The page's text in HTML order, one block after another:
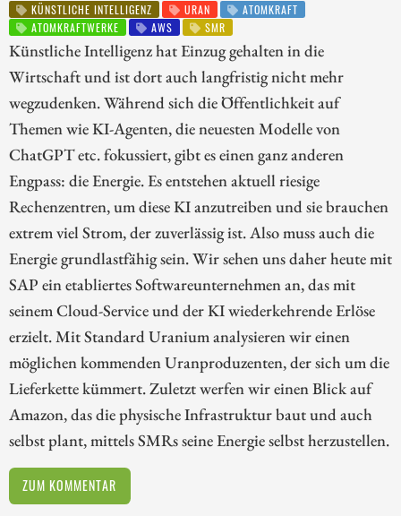
KÜNSTLICHE INTELLIGENZ
URAN
ATOMKRAFT
ATOMKRAFTWERKE
AWS SMR
Künstliche Intelligenz hat Einzug gehalten in die
Wirtschaft und ist dort auch langfristig nicht mehr
wegzudenken. Während sich die Öffentlichkeit auf
Themen wie KI-Agenten, die neuesten Modelle von
ChatGPT etc. fokussiert, gibt es einen ganz anderen
Engpass: die Energie. Es entstehen aktuell riesige
Rechenzentren, um diese KI anzutreiben und sie brauchen
extrem viel Strom, der zuverlässig ist. Also muss auch die
Energie grundlastfähig sein. Wir sehen uns daher heute mit
SAP ein etabliertes Softwareunternehmen an, das mit
seinem Cloud-Service und der KI wiederkehrende Erlöse
erzielt. Mit Standard Uranium analysieren wir einen
möglichen kommenden Uranproduzenten, der sich um die
Lieferkette kümmert. Zuletzt werfen wir einen Blick auf
Amazon, das die physische Infrastruktur baut und auch
selbst plant, mittels SMRs seine Energie selbst herzustellen.
ZUM KOMMENTAR